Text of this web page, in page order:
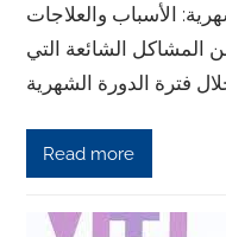
الأسباب والعلاجات
المشاكل الشائعة التي
Read more